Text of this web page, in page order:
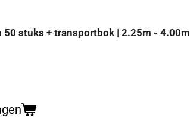
stuks + transportbok | 2.25m - 4.00m